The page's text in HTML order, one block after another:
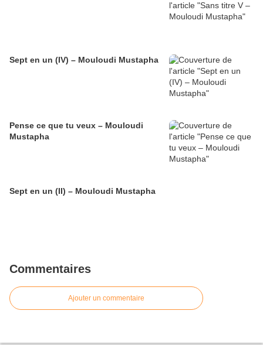
Sept en un (IV) – Mouloudi Mustapha
Pense ce que tu veux – Mouloudi
Mustapha
Sept en un (II) – Mouloudi Mustapha
Commentaires
Ajouter un commentaire